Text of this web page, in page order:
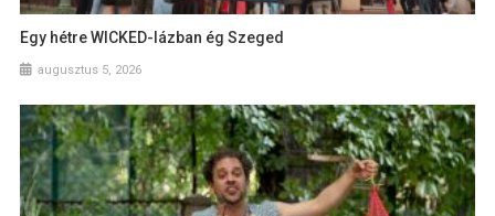
Egy hétre WICKED-lázban ég Szeged
augusztus 5, 2026